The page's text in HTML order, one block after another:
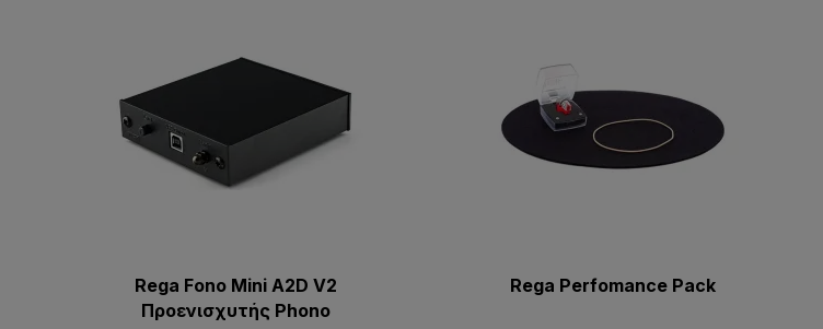
Rega Fono Mini A2D V2
Προενισχυτής Phono
Rega Perfomance Pack